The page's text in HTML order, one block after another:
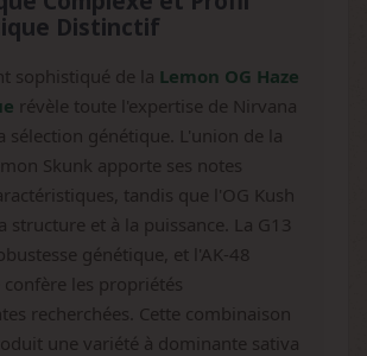
Distinctif
sophistiqué de la Lemon OG Haze
révèle toute l'expertise de Nirvana
sélection génétique. L'union de la
Skunk apporte ses notes
tandis que l'OG Kush
structure et à la puissance. La G13
génétique, et l'AK-48
les propriétés
recherchées. Cette combinaison
une variété à dominante sativa